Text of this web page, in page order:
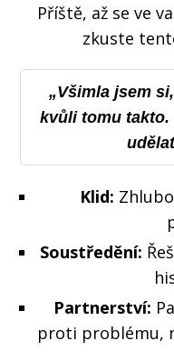
Příště, až se ve
zkuste
„Všimla jsem
kvůli tomu takto.
Klid:
Soustředění:
Partnerství:
proti problému,